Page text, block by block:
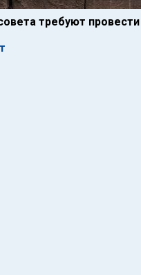
требуют